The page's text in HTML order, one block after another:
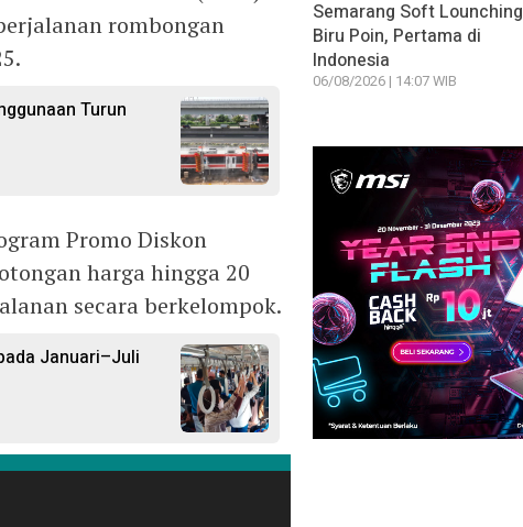
rombongan
Turun
Promo Diskon
harga hingga 20
secara berkelompok.
Januari–Juli
Semarang Soft Lounching
Biru Poin, Pertama di
Indonesia
06/08/2026 | 14:07 WIB